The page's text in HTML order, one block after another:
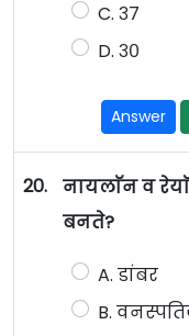
C. ३७
D. ३०
Answer
20.
नायलाॅन व
बनते?
A. डांबर
B.